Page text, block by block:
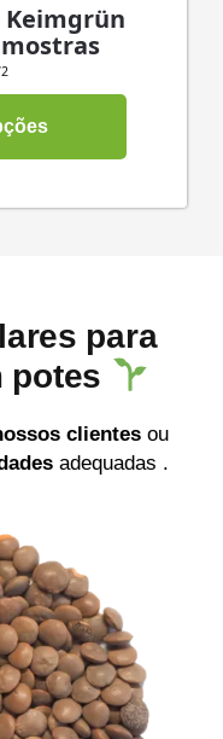
para
potes
clientes ou
adequadas .